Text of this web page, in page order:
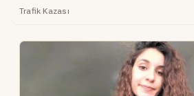
Trafik Kazası